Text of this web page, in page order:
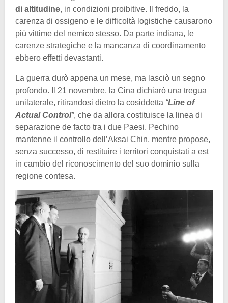
di altitudine, in condizioni proibitive. Il freddo, la
carenza di ossigeno e le difficoltà logistiche causarono
più vittime del nemico stesso. Da parte indiana, le
carenze strategiche e la mancanza di coordinamento
ebbero effetti devastanti.
La guerra durò appena un mese, ma lasciò un segno
profondo. Il 21 novembre, la Cina dichiarò una tregua
unilaterale, ritirandosi dietro la cosiddetta “Line of
Actual Control”, che da allora costituisce la linea di
separazione de facto tra i due Paesi. Pechino
mantenne il controllo dell’Aksai Chin, mentre propose,
senza successo, di restituire i territori conquistati a est
in cambio del riconoscimento del suo dominio sulla
regione contesa.